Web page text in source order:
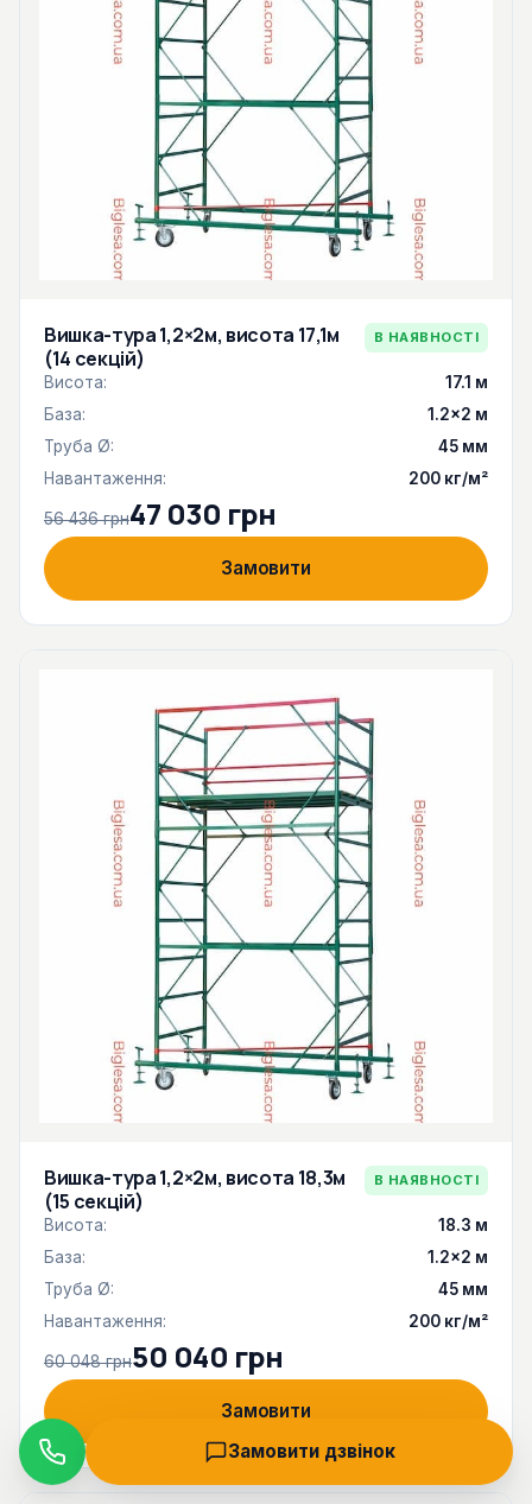
Вишка-тура 1,2×2м, висота 17,1м
(14 секцій)
В НАЯВНОСТІ
Висота:
17.1 м
База:
1.2×2 м
Труба Ø:
45 мм
Навантаження:
200 кг/м²
56 436 грн47 030 грн
Замовити
Вишка-тура 1,2×2м, висота 18,3м
(15 секцій)
В НАЯВНОСТІ
Висота:
18.3 м
База:
1.2×2 м
Труба Ø:
45 мм
Навантаження:
200 кг/м²
60 048 грн50 040 грн
Замовити
Дзвінок
Замовити дзвінок